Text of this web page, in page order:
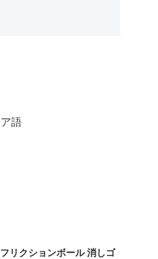
語
フリクションボール 消しゴ